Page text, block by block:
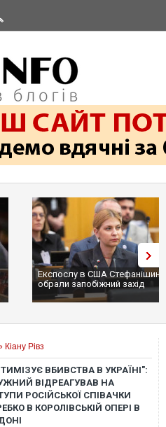
Експослу в США
обрали запобіжний захід
Кіану Рівз
ВБИВСТВА В УКРАЇНІ":
ВІДРЕАГУВАВ НА
РОСІЙСЬКОЇ СПІВАЧКИ
В КОРОЛІВСЬКІЙ ОПЕРІ В